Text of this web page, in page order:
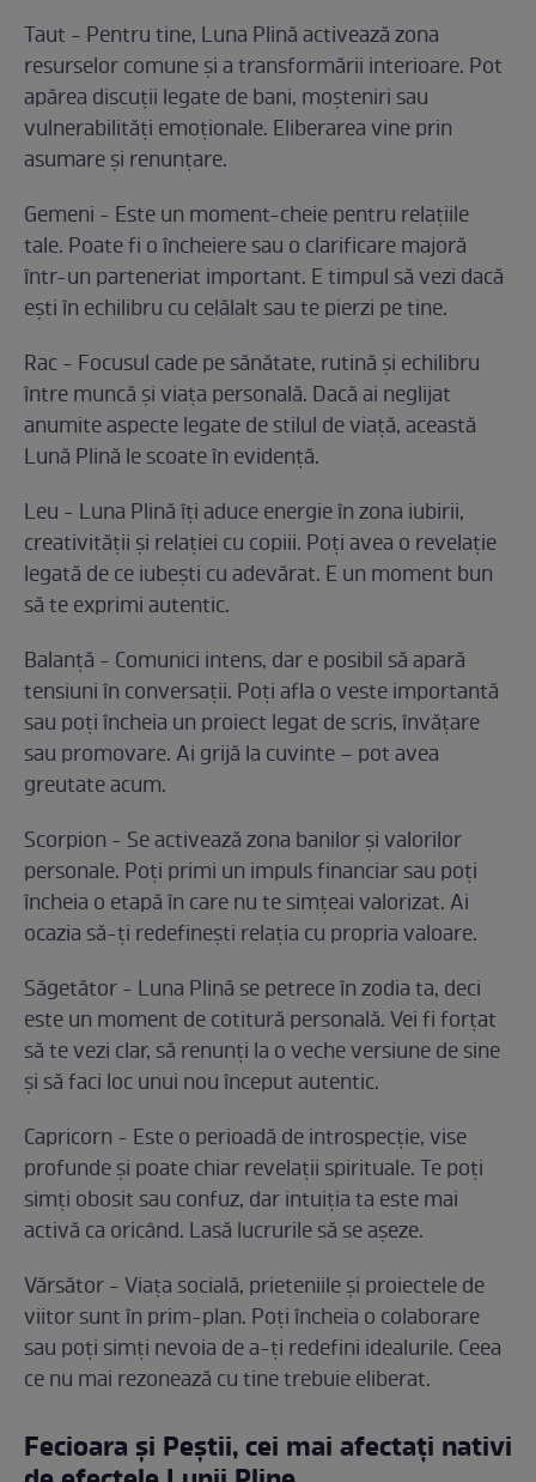
Taut - Pentru tine, Luna Plină activează zona
resurselor comune și a transformării interioare. Pot
apărea discuții legate de bani, moșteniri sau
vulnerabilități emoționale. Eliberarea vine prin
asumare și renunțare.
Gemeni - Este un moment-cheie pentru relațiile
tale. Poate fi o încheiere sau o clarificare majoră
într-un parteneriat important. E timpul să vezi dacă
ești în echilibru cu celălalt sau te pierzi pe tine.
Rac - Focusul cade pe sănătate, rutină și echilibru
între muncă și viața personală. Dacă ai neglijat
anumite aspecte legate de stilul de viață, această
Lună Plină le scoate în evidență.
Leu - Luna Plină îți aduce energie în zona iubirii,
creativității și relației cu copiii. Poți avea o revelație
legată de ce iubești cu adevărat. E un moment bun
să te exprimi autentic.
Balanță - Comunici intens, dar e posibil să apară
tensiuni în conversații. Poți afla o veste importantă
sau poți încheia un proiect legat de scris, învățare
sau promovare. Ai grijă la cuvinte – pot avea
greutate acum.
Scorpion - Se activează zona banilor și valorilor
personale. Poți primi un impuls financiar sau poți
încheia o etapă în care nu te simțeai valorizat. Ai
ocazia să-ți redefinești relația cu propria valoare.
Săgetător - Luna Plină se petrece în zodia ta, deci
este un moment de cotitură personală. Vei fi forțat
să te vezi clar, să renunți la o veche versiune de sine
și să faci loc unui nou început autentic.
Capricorn - Este o perioadă de introspecție, vise
profunde și poate chiar revelații spirituale. Te poți
simți obosit sau confuz, dar intuiția ta este mai
activă ca oricând. Lasă lucrurile să se așeze.
Vărsător - Viața socială, prieteniile și proiectele de
viitor sunt în prim-plan. Poți încheia o colaborare
sau poți simți nevoia de a-ți redefini idealurile. Ceea
ce nu mai rezonează cu tine trebuie eliberat.
Fecioara și Peștii, cei mai afectați nativi